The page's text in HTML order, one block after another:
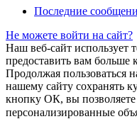
Последние
Не можете войти на сайт?
Наш веб-сайт использует
предоставить вам больше
Продолжая пользоваться
нашему сайту сохранять
кнопку ОК, вы
персонализированные